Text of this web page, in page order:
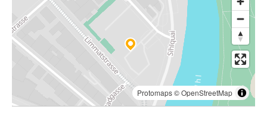
Protomaps©OpenStreetMap